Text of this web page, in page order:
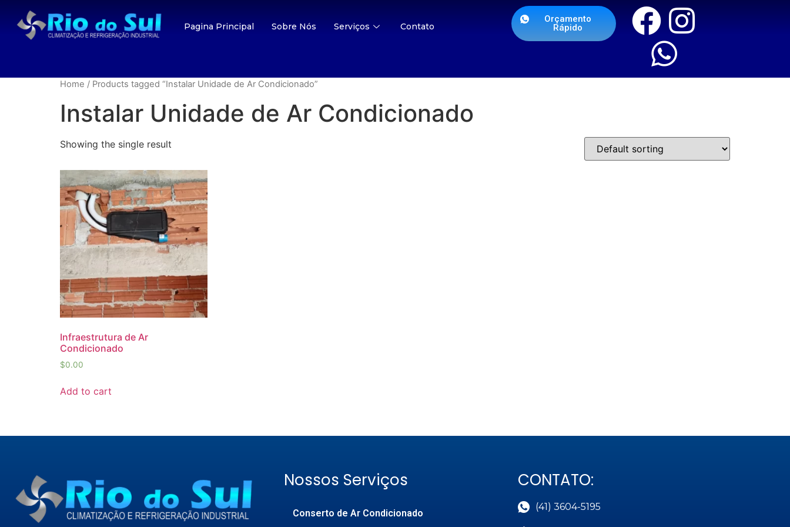
Pagina Principal Sobre Nós Serviços Contato
Orçamento
Rápido
Home / Products tagged “Instalar Unidade de Ar Condicionado”
Instalar Unidade de Ar Condicionado
Showing the single result
Infraestrutura de Ar
Condicionado
$0.00
Add to cart
Nossos Serviços
Conserto de Ar Condicionado
CONTATO:
(41) 3604-5195